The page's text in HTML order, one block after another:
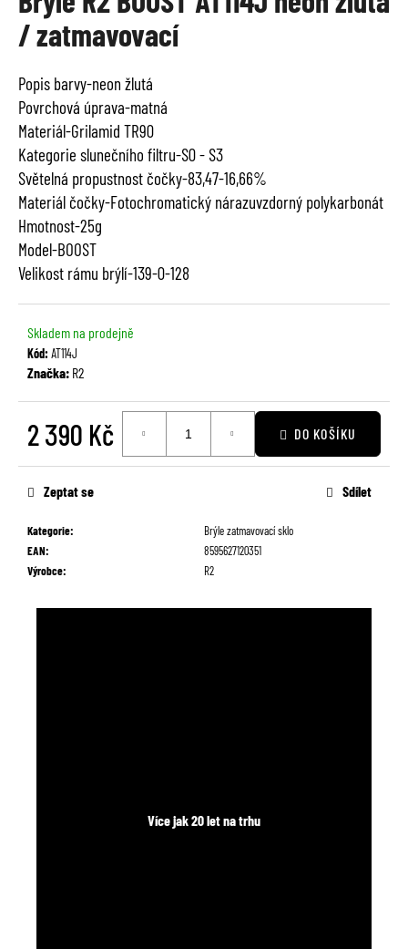
je
0,0
z
hvězdiček.
/ zatmavovací
Popis barvy-neon žlutá
Povrchová úprava-matná
Materiál-Grilamid TR90
Kategorie slunečního filtru-S0 - S3
Světelná propustnost čočky-83,47-16,66%
Materiál čočky-Fotochromatický nárazuvzdorný polykarbonát
Hmotnost-25g
Model-BOOST
Velikost rámu brýlí-139-0-128
Skladem na prodejně
Kód:AT114J
Značka: R2
2 390 Kč DO KOŠÍKU
Kategorie:
Brýle zatmavovací sklo
EAN:
8595627120351
Výrobce: R2
Zeptat se Sdílet
Více jak 20 let na trhu
a
j
í
t
?
HLEDAT
u
m